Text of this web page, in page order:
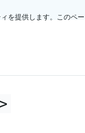
提供します。このペー